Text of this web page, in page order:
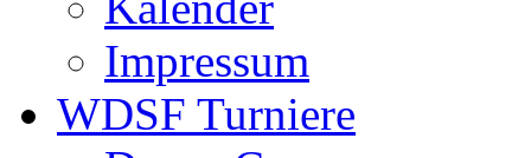
Impressum
WDSF Turniere